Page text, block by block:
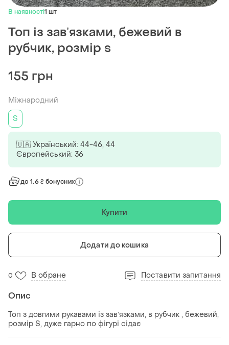
В наявності1 шт
Топ із завʼязками, бежевий в
рубчик, розмір s
155 грн
Міжнародний
S
🇺🇦 Український: 44-46, 44
Європейський: 36
до 1.6 ₴ бонусних
Купити
Додати до кошика
0 В обране Поставити запитання
Опис
Топ з довгими рукавами із завʼязками, в рубчик , бежевий,
розмір S, дуже гарно по фігурі сідає